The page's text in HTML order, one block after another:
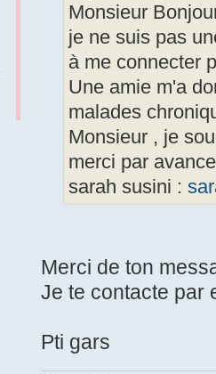
Monsieur
je ne suis pas
à me connecter
Une amie m'a
malades
Monsieur , je
merci par
sarah susini :
Merci de ton
Je te contacte par
Pti gars